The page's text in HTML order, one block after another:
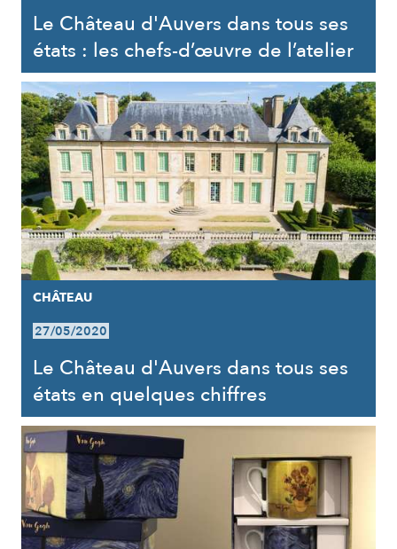
Le Château d'Auvers dans tous ses
états : les chefs-d’œuvre de l’atelier
CHÂTEAU
27/05/2020
Le Château d'Auvers dans tous ses
états en quelques chiffres